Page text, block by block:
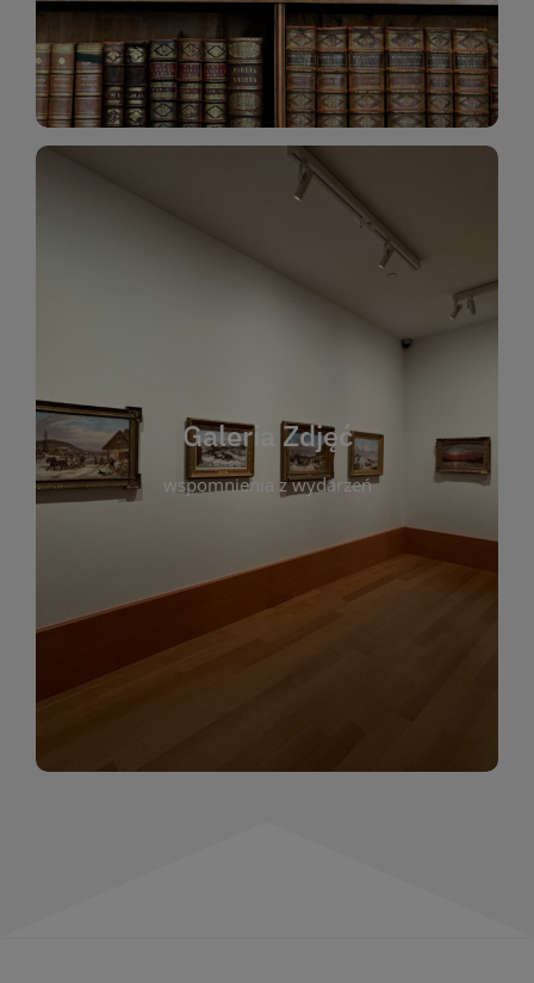
Katalog Zbiorów
Galeria Zdjęć
wspomnienia z wydarzeń
Galeria Zdjęć
wspomnienia z wydarzeń, spotkań i projektów
którym można zobaczyć, jak żyje nasza biblioteka
i jej społeczność. Zdjęcia dokumentują zarówno
uroczyste chwile, jak i codzienne aktywności
czytelników. Regularnie dodajemy nowe galerie,
by każdy mógł powrócić do wyjątkowych
momentów. Zapraszamy do obejrzenia,
wspominania i inspirowania się!